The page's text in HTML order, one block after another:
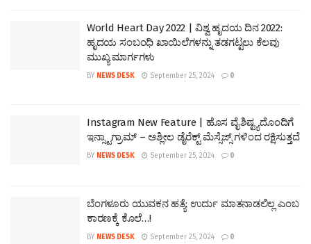
World Heart Day 2022 | ವಿಶ್ವ ಹೃದಯ ದಿನ 2022:
ಹೃದಯ ಸಂಬಂಧಿ ಖಾಯಿಲೆಗಳನ್ನು ತಡಗಟ್ಟಲು ಕೆಲವು
ಮುಖ್ಯ ಮಾರ್ಗಗಳು
BY NEWS DESK September 25, 2024 0
Instagram New Feature | ಹೊಸ ವೈಶಿಷ್ಟ್ಯದೊಂದಿಗೆ
ಇನ್ಸ್ಟಾಗ್ರಾಮ್ – ಅಶ್ಲೀಲ ಡೈರೆಕ್ಟ್ ಮೆಸ್ಸೆಜ್ಸ್ ಗಳಿಂದ ರಕ್ಷಿಸುತ್ತದೆ
BY NEWS DESK September 25, 2024 0
ಬೆಂಗಳೂರು ಯುವಕನ ಹತ್ಯೆ: ಉರ್ದು ಮಾತನಾಡಲಿಲ್ಲ ಎಂಬ
ಕಾರಣಕ್ಕೆ ಕೊಲೆ…!
BY NEWS DESK September 25, 2024 0